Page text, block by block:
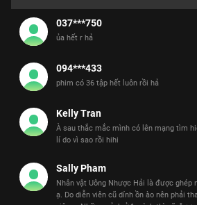
037***750
ủa hết r hả
094***433
phim có 36 tập hết luôn rồi hả
Kelly Tran
À sau thắc mắc mình có lên mạng tìm
lí do vì sao rồi hihi
Sally Pham
Nhân vật Uông Nhược Hải là được ghép
ạ. Do diễn viên cũ dính ồn ào nên phải